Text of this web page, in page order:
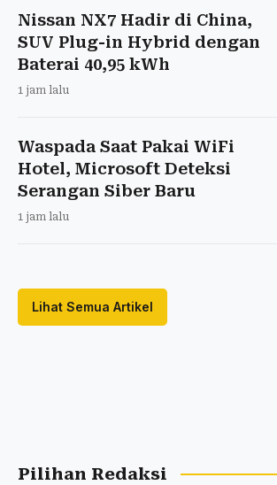
Nissan NX7 Hadir di China,
SUV Plug-in Hybrid dengan
Baterai 40,95 kWh
1 jam lalu
Waspada Saat Pakai WiFi
Hotel, Microsoft Deteksi
Serangan Siber Baru
1 jam lalu
Lihat Semua Artikel
Pilihan Redaksi